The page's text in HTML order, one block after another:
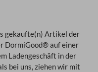
gekaufte(n) Artikel der
DormiGood® auf einer
Ladengeschäft in der
bei uns, ziehen wir mit